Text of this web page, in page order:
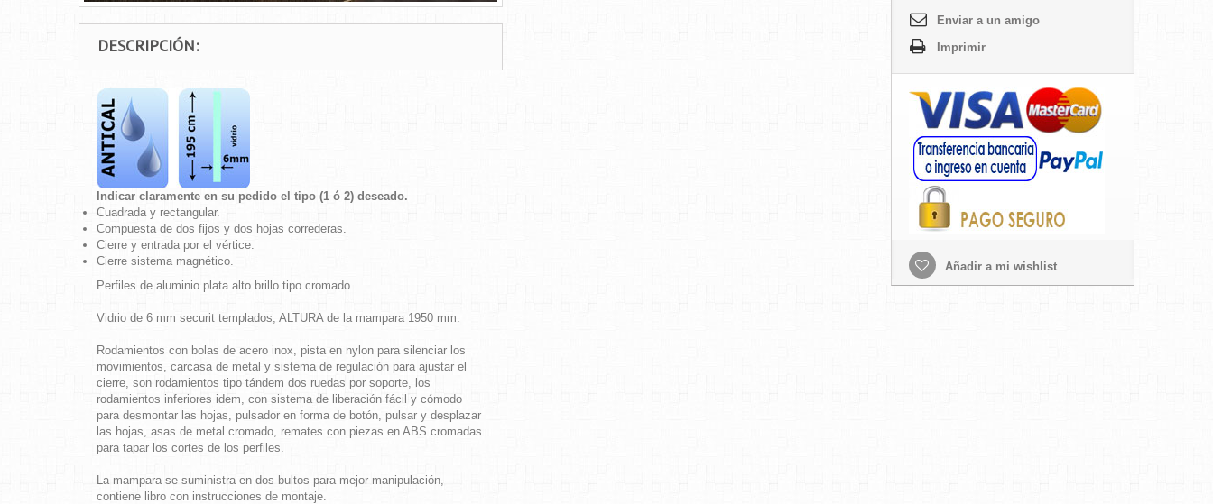
DESCRIPCIÓN:
Indicar claramente en su pedido el tipo (1 ó 2) deseado.
Cuadrada y rectangular.
Compuesta de dos fijos y dos hojas correderas.
Cierre y entrada por el vértice.
Cierre sistema magnético.
Perfiles de aluminio plata alto brillo tipo cromado.
Vidrio de 6 mm securit templados, ALTURA de la mampara 1950 mm.
Rodamientos con bolas de acero inox, pista en nylon para silenciar los
movimientos, carcasa de metal y sistema de regulación para ajustar el
cierre, son rodamientos tipo tándem dos ruedas por soporte, los
rodamientos inferiores idem, con sistema de liberación fácil y cómodo
para desmontar las hojas, pulsador en forma de botón, pulsar y desplazar
las hojas, asas de metal cromado, remates con piezas en ABS cromadas
para tapar los cortes de los perfiles.
La mampara se suministra en dos bultos para mejor manipulación,
contiene libro con instrucciones de montaje.
Enviar a un amigo
Imprimir
Añadir a mi wishlist